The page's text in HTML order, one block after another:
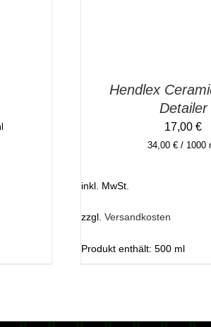
Hendlex
Detailer
17,00 €
34,00 € / 1000
inkl. MwSt.
zzgl. Versandkosten
Produkt enthält: 500 ml